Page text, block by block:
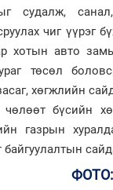
судалж,
чиг үүрэг
хотын авто
төсөл
хөгжлийн
чөлөөт бүсийн
газрын
байгуулалтын
ФОТО: